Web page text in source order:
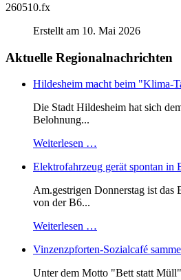
260510.fx
Erstellt am 10. Mai 2026
Aktuelle Regionalnachrichten
Hildesheim macht beim "Klima-
Die Stadt Hildesheim hat sich
Belohnung...
Weiterlesen …
Elektrofahrzeug gerät spontan in
Am.gestrigen Donnerstag ist das
von der B6...
Weiterlesen …
Vinzenzpforten-Sozialcafé
Unter dem Motto "Bett statt Müll"